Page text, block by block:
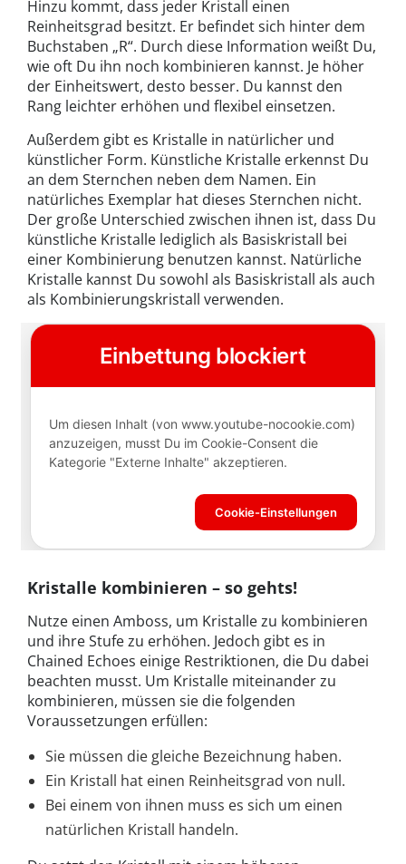
Hinzu kommt, dass jeder Kristall einen
Reinheitsgrad besitzt. Er befindet sich hinter dem
Buchstaben „R“. Durch diese Information weißt Du,
wie oft Du ihn noch kombinieren kannst. Je höher
der Einheitswert, desto besser. Du kannst den
Rang leichter erhöhen und flexibel einsetzen.
Außerdem gibt es Kristalle in natürlicher und
künstlicher Form. Künstliche Kristalle erkennst Du
an dem Sternchen neben dem Namen. Ein
natürliches Exemplar hat dieses Sternchen nicht.
Der große Unterschied zwischen ihnen ist, dass Du
künstliche Kristalle lediglich als Basiskristall bei
einer Kombinierung benutzen kannst. Natürliche
Kristalle kannst Du sowohl als Basiskristall als auch
als Kombinierungskristall verwenden.
Kristalle kombinieren – so gehts!
Nutze einen Amboss, um Kristalle zu kombinieren
und ihre Stufe zu erhöhen. Jedoch gibt es in
Chained Echoes einige Restriktionen, die Du dabei
beachten musst. Um Kristalle miteinander zu
kombinieren, müssen sie die folgenden
Voraussetzungen erfüllen:
Sie müssen die gleiche Bezeichnung haben.
Ein Kristall hat einen Reinheitsgrad von null.
Bei einem von ihnen muss es sich um einen
natürlichen Kristall handeln.